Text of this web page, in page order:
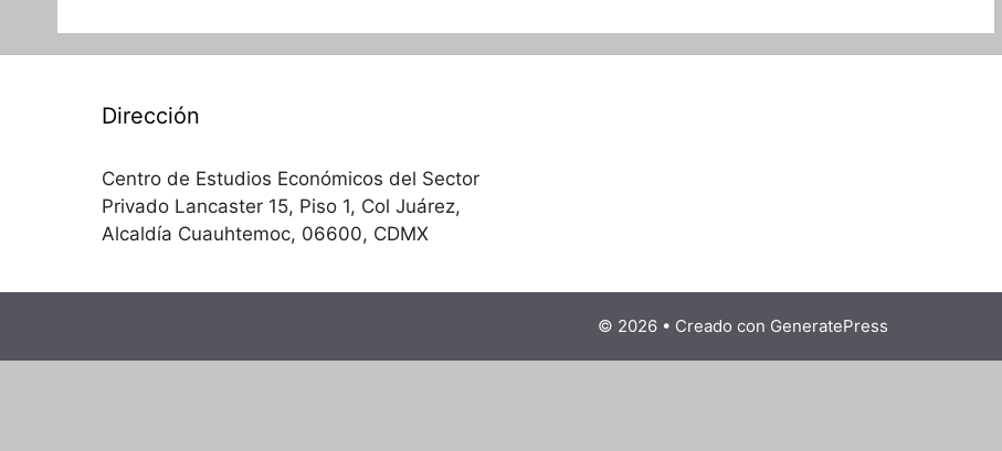
Dirección
Centro de Estudios Económicos del Sector
Privado Lancaster 15, Piso 1, Col Juárez,
Alcaldía Cuauhtemoc, 06600, CDMX
© 2026 • Creado con GeneratePress